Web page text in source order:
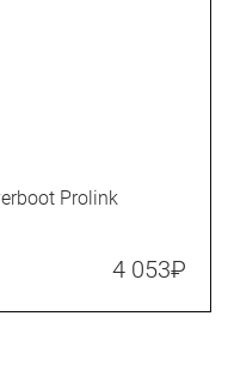
Prolink
4 053₽